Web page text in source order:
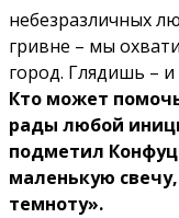
небезразличных
гривне – мы
город. Глядишь –
Кто может
рады любой
подметил
маленькую
темноту».